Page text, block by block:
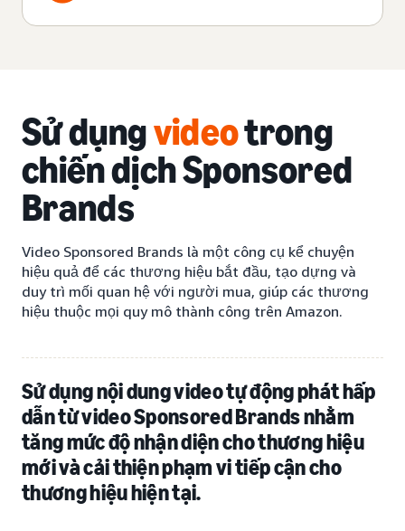
Sử dụngvideotrong
chiến dịch Sponsored
Brands
Video Sponsored Brands là một công cụ kể chuyện
hiệu quả để các thương hiệu bắt đầu, tạo dựng và
duy trì mối quan hệ với người mua, giúp các thương
hiệu thuộc mọi quy mô thành công trên Amazon.
Sử dụng nội dung video tự động phát hấp
dẫn từ video Sponsored Brands nhằm
tăng mức độ nhận diện cho thương hiệu
mới và cải thiện phạm vi tiếp cận cho
thương hiệu hiện tại.